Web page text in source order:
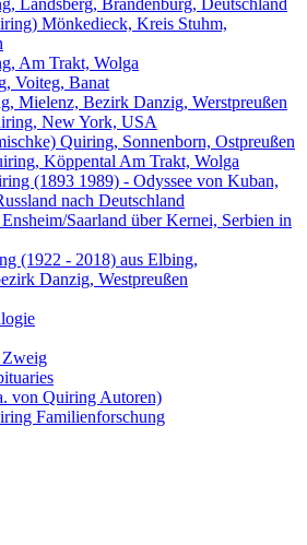
Mönkedieck, Kreis Stuhm,
Am Trakt, Wolga
Voiteg, Banat
Mielenz, Bezirk Danzig, Werstpreußen
New York, USA
Quiring, Sonnenborn, Ostpreußen
Köppental Am Trakt, Wolga
(1893 1989) - Odyssee von Kuban,
nach Deutschland
Saarland über Kernei, Serbien in
(1922 - 2018) aus Elbing,
Danzig, Westpreußen
Zweig
von Quiring Autoren)
Familienforschung